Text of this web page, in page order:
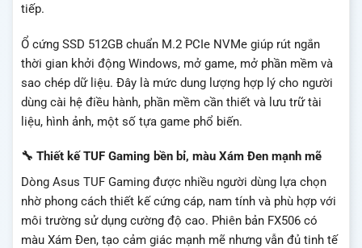
tiếp.
Ổ cứng SSD 512GB chuẩn M.2 PCIe NVMe giúp rút ngắn
thời gian khởi động Windows, mở game, mở phần mềm và
sao chép dữ liệu. Đây là mức dung lượng hợp lý cho người
dùng cài hệ điều hành, phần mềm cần thiết và lưu trữ tài
liệu, hình ảnh, một số tựa game phổ biến.
🔧 Thiết kế TUF Gaming bền bỉ, màu Xám Đen mạnh mẽ
Dòng Asus TUF Gaming được nhiều người dùng lựa chọn
nhờ phong cách thiết kế cứng cáp, nam tính và phù hợp với
môi trường sử dụng cường độ cao. Phiên bản FX506 có
màu Xám Đen, tạo cảm giác mạnh mẽ nhưng vẫn đủ tinh tế